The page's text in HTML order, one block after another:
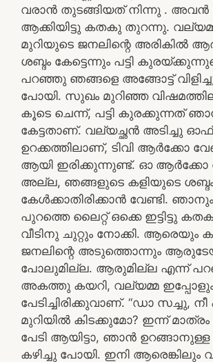
വരാൻ തുടങ്ങിയത് നിന്നു . അവൻ
ആക്കിയിട്ടു കതകു തുറന്നു.
മുറിയുടെ ജനലിന്റെ അരികിൽ
ശബ്ദം കേട്ടെന്നും പട്ടി
പറഞ്ഞു ഞങ്ങളെ അങ്ങോട്ട്
പോയി. സുഖം മുറിഞ്ഞ
കൂടെ ചെന്ന്, പട്ടി കുരക്കുന്നത്
കേട്ടതാണ്. വല്യച്ഛൻ അടിച്ചു
ഉറക്കത്തിലാണ്, ടിവി ആർക്കോ
ആയി ഇരിക്കുന്നുണ്ട്. ഓ ആർക്കോ
അല്ല, ഞങ്ങളുടെ കളിയുടെ
കേൾക്കാതിരിക്കാൻ വേണ്ടി.
പുറത്തെ ലൈറ്റ് ഒക്കെ ഇട്ടിട്ടു
വീടിനു ചുറ്റും നോക്കി. ആരെയും
ജനലിന്റെ അടുത്തൊന്നും
പോലുമില്ല. ആരുമില്ല എന്ന്
അകത്തു കയറി, വല്യമ്മ
പേടിച്ചിരിക്കുവാണ്‌. “ഡാ സച്ചു, നീ
മുറിയിൽ കിടക്കുമോ? ഇന്ന് മാത്രം
പേടി ആയിട്ടാ, ഞാൻ
കഴിച്ചു പോയി. ഇനി ആരെങ്കിലും